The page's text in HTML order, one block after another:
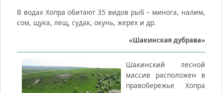
В водах Хопра обитают 35 видов рыб – минога, налим,
сом, щука, лещ, судак, окунь, жерех и др.
«Шакинская дубрава»
Шакинский лесной
массив расположен в
правобережье Хопра